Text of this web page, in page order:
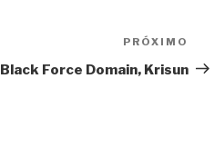
post
PRÓXIMO
Black Force Domain, Krisun